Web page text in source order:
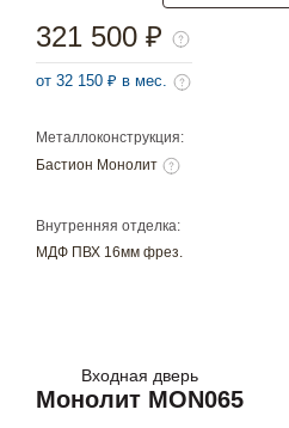
Металлоконструкция:
Бастион Монолит
Внутренняя отделка:
МДФ ПВХ 16мм фрез.
321 500 ₽
от 32 150 ₽ в мес.
Входная дверь
Монолит MON065